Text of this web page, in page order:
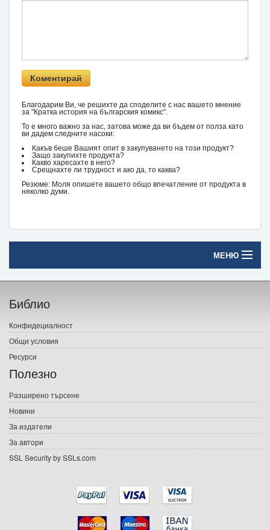
Благодарим Ви, че решихте да споделите с нас вашето мнение
за "Кратка история на българския комикс".
То е много важно за нас, затова може да ви бъдем от полза като
ви дадем следните насоки:
Какъв беше Вашият опит в закупуването на този продукт?
Защо закупихте продукта?
Какво харесахте в него?
Срещнахте ли трудност и ако да, то каква?
Резюме: Моля опишете вашето общо впечатление от продукта в
няколко думи.
МЕНЮ
Начало
Печатни книги
Електронни книги
Е-списания
Подаръци
Ваучери
Библио
Конфидециалност
Общи условия
Ресурси
Полезно
Разширено търсене
Новини
За издатели
За автори
SSL Security by SSLs.com